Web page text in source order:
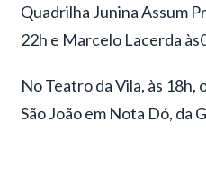
Quadrilha Junina Assum
22h e Marcelo Lacerda
No Teatro da Vila, às
São João em Nota Dó, da